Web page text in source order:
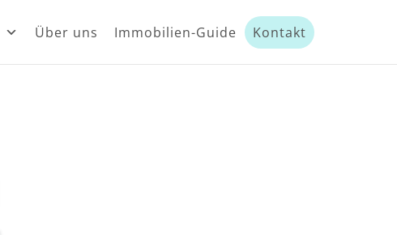
Über uns Immobilien-Guide Kontakt